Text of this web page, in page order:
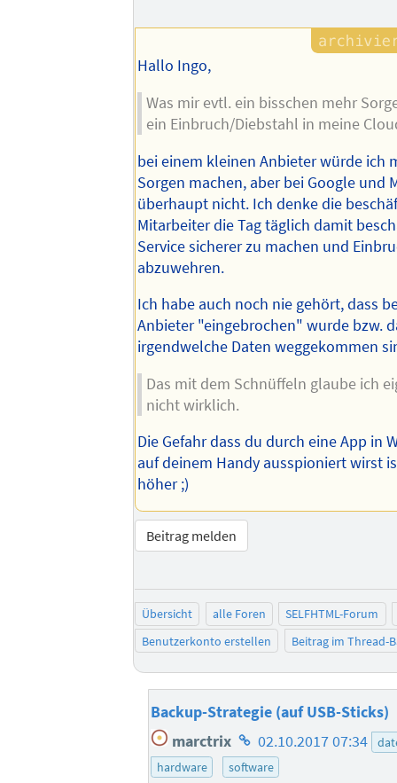
Hallo Ingo,
Was mir evtl. ein bisschen mehr
ein Einbruch/Diebstahl in meine
bei einem kleinen Anbieter würde ich
Sorgen machen, aber bei Google und
überhaupt nicht. Ich denke die
Mitarbeiter die Tag täglich damit
Service sicherer zu machen und
abzuwehren.
Ich habe auch noch nie gehört, dass
Anbieter "eingebrochen" wurde bzw.
irgendwelche Daten weggekommen
Das mit dem Schnüffeln glaube ich
nicht wirklich.
Die Gefahr dass du durch eine App in
auf deinem Handy ausspioniert wirst
höher ;)
Beitrag melden
Übersicht alle Foren
SELFHTML-Forum
Benutzerkonto erstellen
Beitrag im Thread-
Backup-Strategie (auf USB-Sticks)
marctrix Homepage
des
02.10.2017 07:34
hardware
software